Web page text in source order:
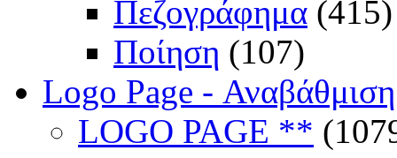
Πεζογράφημα (415)
Ποίηση (107)
Logo Page -
LOGO PAGE **